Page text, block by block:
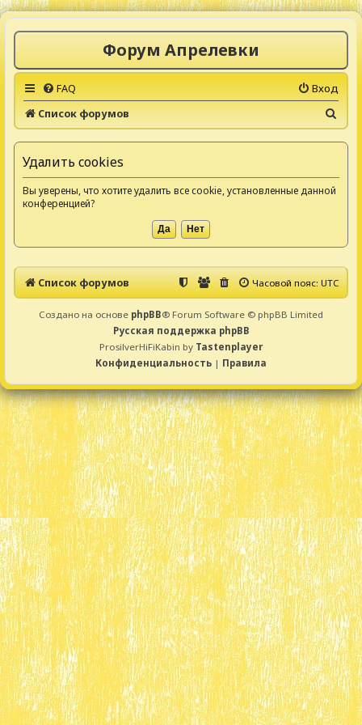
Форум Апрелевки
FAQ
Вход
Список форумов
о
Удалить cookies
Вы уверены, что хотите удалить все cookie, установленные данной
конференцией?
Список форумов Часовой пояс:UTC
Создано на основе phpBB® Forum Software © phpBB Limited
Русская поддержка phpBB
ProsilverHiFiKabin by Tastenplayer
Конфиденциальность | Правила